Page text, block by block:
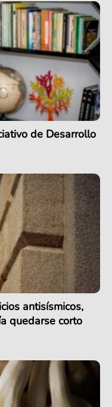
de Desarrollo
antisísmicos,
quedarse corto